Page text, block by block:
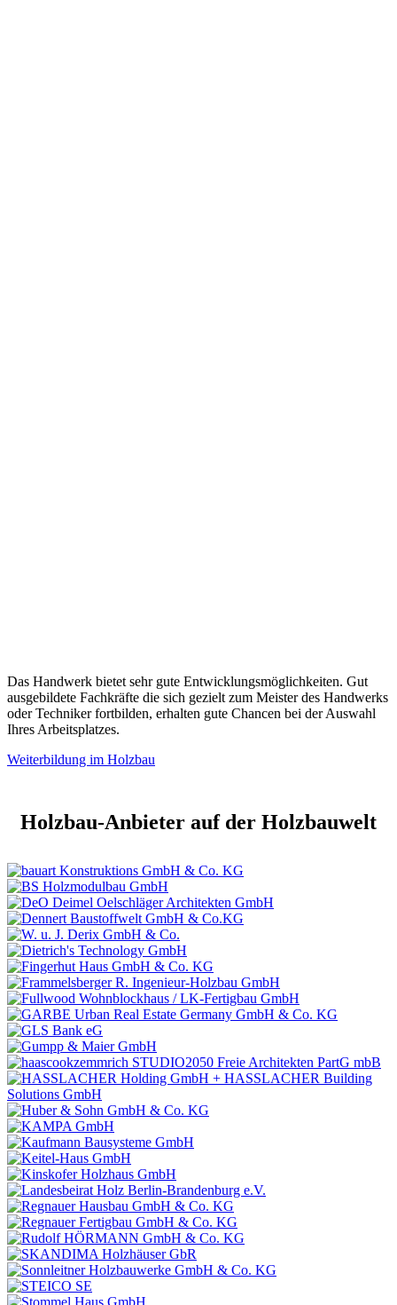
Das Handwerk bietet sehr gute Entwicklungsmöglichkeiten. Gut
ausgebildete Fachkräfte die sich gezielt zum Meister des Handwerks
oder Techniker fortbilden, erhalten gute Chancen bei der Auswahl
Ihres Arbeitsplatzes.
Weiterbildung im Holzbau
Holzbau-Anbieter auf der Holzbauwelt